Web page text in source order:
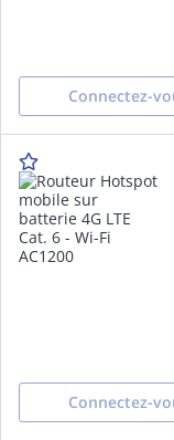
Connectez-
Connectez-